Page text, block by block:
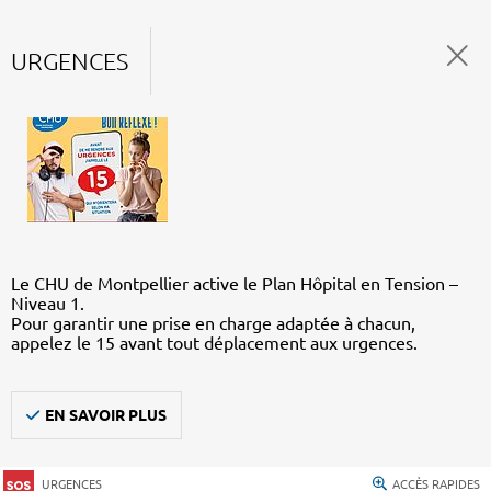
URGENCES
Le CHU de Montpellier active le Plan Hôpital en Tension –
Niveau 1.
Pour garantir une prise en charge adaptée à chacun,
appelez le 15 avant tout déplacement aux urgences.
EN SAVOIR PLUS
URGENCES ACCÈS RAPIDES